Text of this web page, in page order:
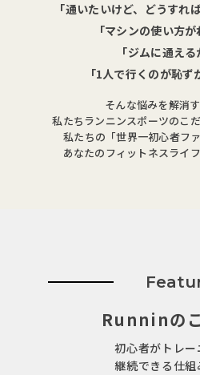
「通いたいけど、どうすれ
「マシンの使い方が
「ジムに通える
「1人で行くのが恥ず
そんな悩みを解消
私たちランニンスポーツのこ
私たちの「世界一初心者フ
あなたのフィットネスライ
Runninの
初心者がトレー
継続できる仕組